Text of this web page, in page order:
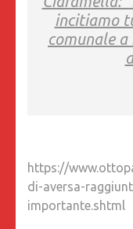
incitiamo
comunale
https://
di-aversa-
importante.shtml